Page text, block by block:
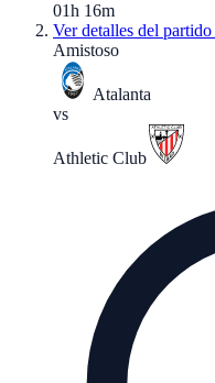
01h 16m
Ver detalles del partido
Amistoso
Atalanta
vs
Athletic Club